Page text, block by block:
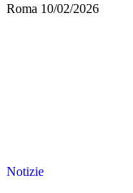
Roma 10/02/2026
Notizie